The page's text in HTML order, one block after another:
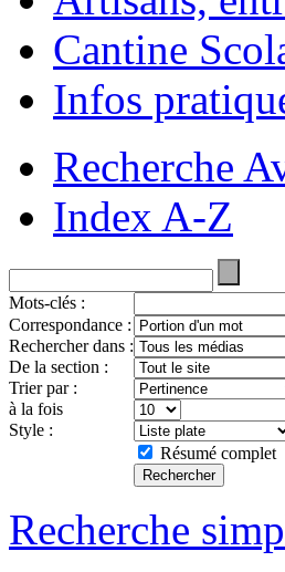
Cantine
Infos
Recherche
Index A-Z
Mots-clés :
Correspondance :
Rechercher dans :
De la section :
Trier par :
à la fois
Style :
Résumé complet
Recherche